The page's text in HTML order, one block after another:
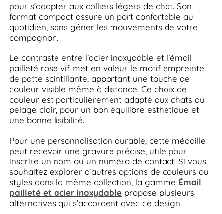
pour s’adapter aux colliers légers de chat. Son
format compact assure un port confortable au
quotidien, sans gêner les mouvements de votre
compagnon.
Le contraste entre l’acier inoxydable et l’émail
pailleté rose vif met en valeur le motif empreinte
de patte scintillante, apportant une touche de
couleur visible même à distance. Ce choix de
couleur est particulièrement adapté aux chats au
pelage clair, pour un bon équilibre esthétique et
une bonne lisibilité.
Pour une personnalisation durable, cette médaille
peut recevoir une gravure précise, utile pour
inscrire un nom ou un numéro de contact. Si vous
souhaitez explorer d’autres options de couleurs ou
styles dans la même collection, la gamme Émail
pailleté et acier inoxydablepropose plusieurs
alternatives qui s’accordent avec ce design.